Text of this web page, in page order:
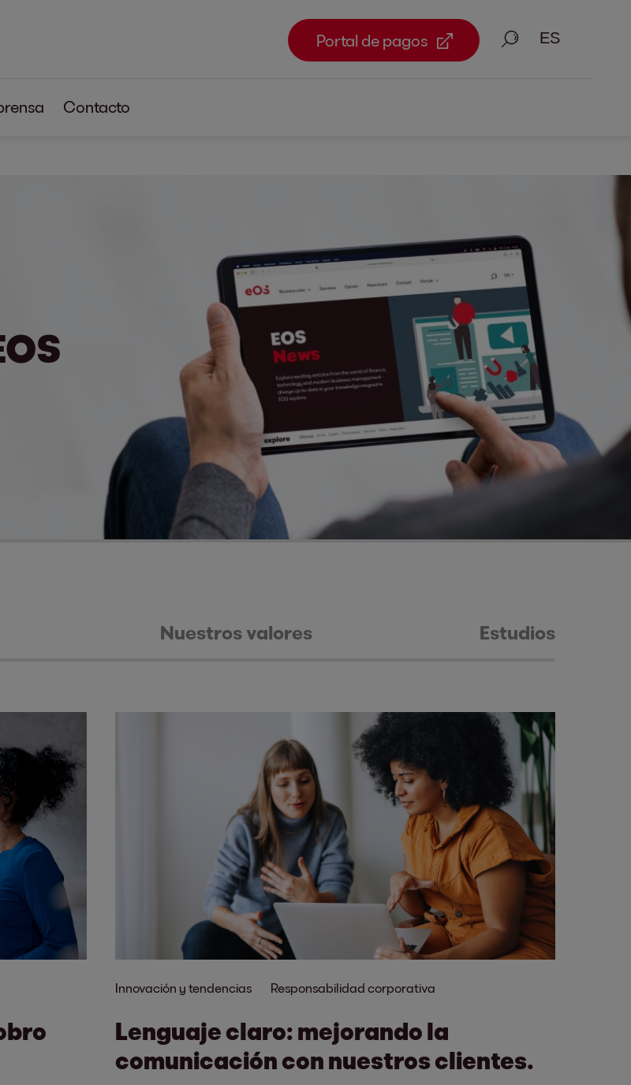
Portal de pagos Busque en
Contacto
Nuestros valores Estudios
Innovación y tendencias Responsabilidad corporativa
Lenguaje claro: mejorando la
comunicación con nuestros clientes.